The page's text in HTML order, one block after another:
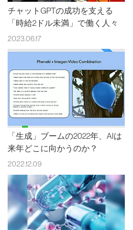
チャットGPTの成功を支える
「時給2ドル未満」で働く人々
2023.06.17
「生成」ブームの2022年、AIは
来年どこに向かうのか？
2022.12.09